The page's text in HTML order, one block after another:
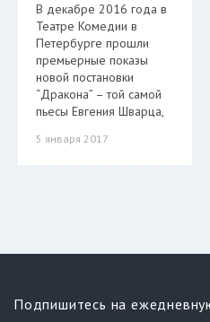
В декабре 2016 года в
Театре Комедии в
Петербурге прошли
премьерные показы
новой постановки
“Дракона” – той самой
пьесы Евгения Шварца,
5 января 2017
Подпишитесь на